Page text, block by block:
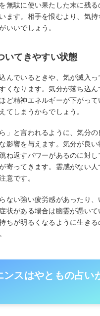
無駄に使い果たした末に残
ます。相手を恨むより、気
いいでしょう。
いてきやすい状態
んでいるときや、気が滅入
くなります。気分が落ち込
ど精神エネルギーが下がっ
てしまうからでしょう。
ら」と言われるように、気分
影響を与えます。気分が良
ね返すパワーがあるのに対
寄ってきます。霊感がない
意です。
ない強い疲労感があったり
状がある場合は幽霊が憑い
ちが明るくなるように生き
ンスはやともの占い